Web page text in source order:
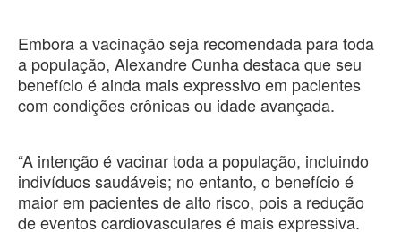
Embora a vacinação seja recomendada para toda
a população, Alexandre Cunha destaca que seu
benefício é ainda mais expressivo em pacientes
com condições crônicas ou idade avançada.
“A intenção é vacinar toda a população, incluindo
indivíduos saudáveis; no entanto, o benefício é
maior em pacientes de alto risco, pois a redução
de eventos cardiovasculares é mais expressiva.